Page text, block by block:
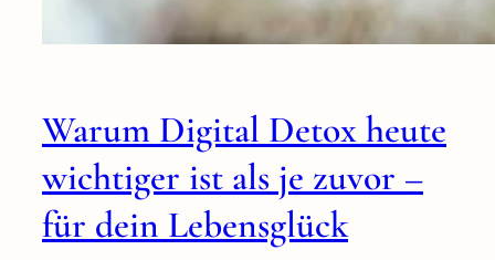
Warum Digital Detox heute
wichtiger ist als je zuvor –
für dein Lebensglück